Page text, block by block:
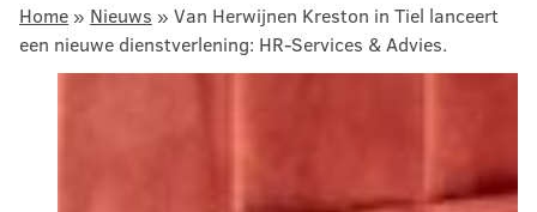
Home » Nieuws » Van Herwijnen Kreston in Tiel lanceert
een nieuwe dienstverlening: HR-Services & Advies.